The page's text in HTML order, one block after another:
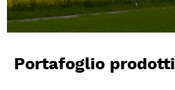
Portafoglio prodotti